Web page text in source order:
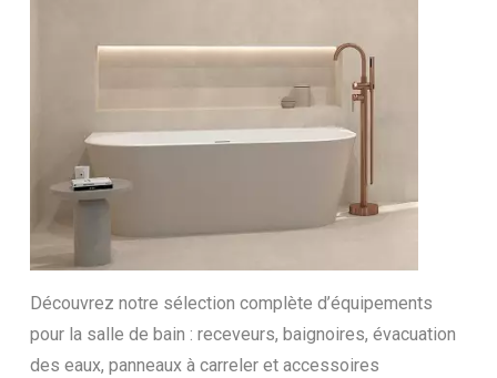
Découvrez notre sélection complète d’équipements
pour la salle de bain : receveurs, baignoires, évacuation
des eaux, panneaux à carreler et accessoires